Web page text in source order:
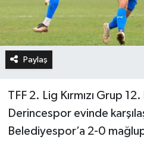
Paylaş
TFF 2. Lig Kırmızı Grup
Derincespor evinde
Belediyespor’a 2-0